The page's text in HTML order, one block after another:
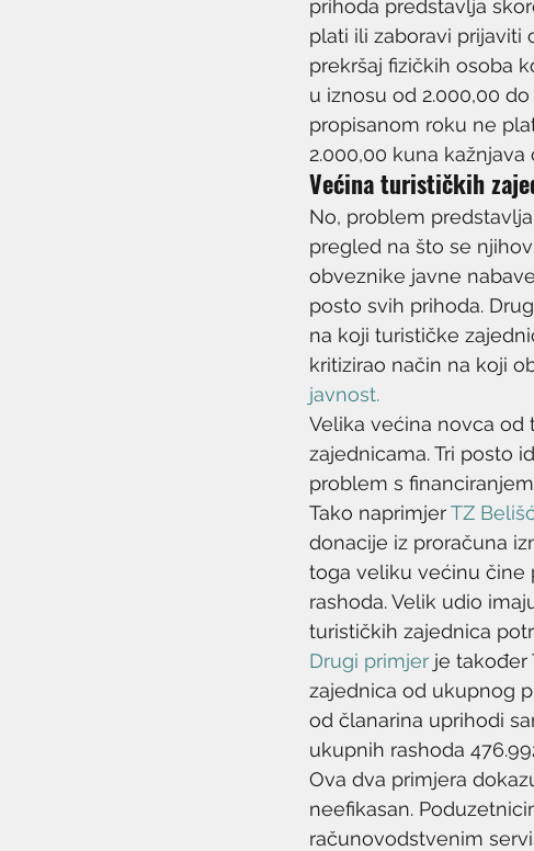
prihoda predstavlja
plati ili zaboravi prijaviti
prekršaj fizičkih osoba
u iznosu od 2.000,00
propisanom roku ne
2.000,00 kuna
Većina turističkih
No, problem
pregled na što se
obveznike javne
posto svih prihoda.
na koji turističke
kritizirao način na koji
javnost.
Velika većina novca od
zajednicama. Tri posto
problem s
Tako naprimjer TZ
donacije iz proračuna
toga veliku većinu čine
rashoda. Velik udio
turističkih zajednica
Drugi primjer je također
zajednica od ukupnog
od članarina uprihodi
ukupnih rashoda
Ova dva primjera
neefikasan.
računovodstvenim